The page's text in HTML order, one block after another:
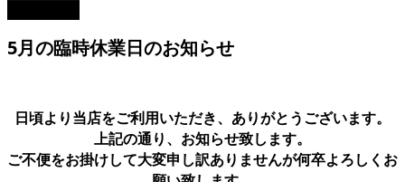
5月の臨時休業日のお知らせ
日頃より当店をご利用いただき、ありがとうございます。
上記の通り、お知らせ致します。
ご不便をお掛けして大変申し訳ありませんが何卒よろしくお